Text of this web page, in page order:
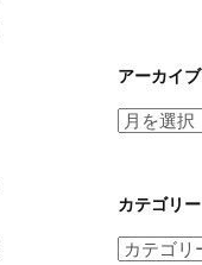
アーカイブ
ア
イ
ブ
カテゴリー
カ